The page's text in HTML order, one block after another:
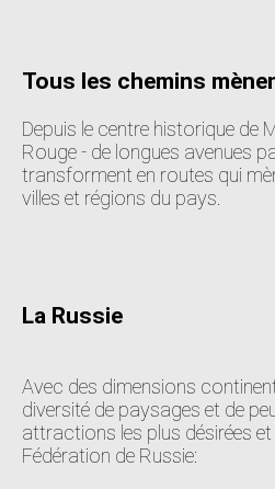
Tous les chemins
Depuis le centre historique de
Rouge - de longues avenues
transforment en routes qui
villes et régions du pays.
La Russie
Avec des dimensions
diversité de paysages et de
attractions les plus désirées et
Fédération de Russie: